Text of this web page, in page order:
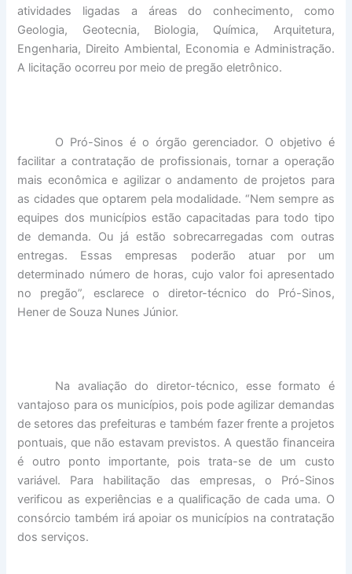
atividades ligadas a áreas do conhecimento, como
Geologia, Geotecnia, Biologia, Química, Arquitetura,
Engenharia, Direito Ambiental, Economia e Administração.
A licitação ocorreu por meio de pregão eletrônico.
O Pró-Sinos é o órgão gerenciador. O objetivo é
facilitar a contratação de profissionais, tornar a operação
mais econômica e agilizar o andamento de projetos para
as cidades que optarem pela modalidade. “Nem sempre as
equipes dos municípios estão capacitadas para todo tipo
de demanda. Ou já estão sobrecarregadas com outras
entregas. Essas empresas poderão atuar por um
determinado número de horas, cujo valor foi apresentado
no pregão”, esclarece o diretor-técnico do Pró-Sinos,
Hener de Souza Nunes Júnior.
Na avaliação do diretor-técnico, esse formato é
vantajoso para os municípios, pois pode agilizar demandas
de setores das prefeituras e também fazer frente a projetos
pontuais, que não estavam previstos. A questão financeira
é outro ponto importante, pois trata-se de um custo
variável. Para habilitação das empresas, o Pró-Sinos
verificou as experiências e a qualificação de cada uma. O
consórcio também irá apoiar os municípios na contratação
dos serviços.